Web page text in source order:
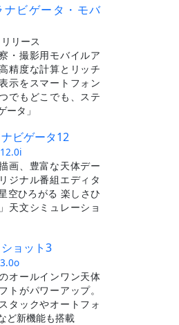
ナビゲータ・モバ
リース
・撮影用モバイルア
精度な計算とリッチ
示をスマートフォン
でもどこでも、ステ
ータ」
ビゲータ12
12.0i
画、豊富な天体デー
ジナル番組エディタ
空ひろがる 楽しさひ
天文シミュレーショ
ョット3
3.0o
オールインワン天体
トがパワーアップ。
タックやオートフォ
ど新機能も搭載